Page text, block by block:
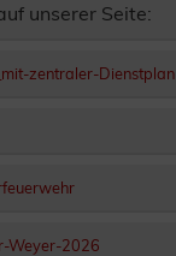
unserer Seite:
zentraler-Dienstplan
Weyer-2026